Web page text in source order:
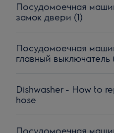
Посудомоечная
замок двери (1)
Посудомоечная
главный выключатель
Dishwasher - How to
hose
Посудомоечная